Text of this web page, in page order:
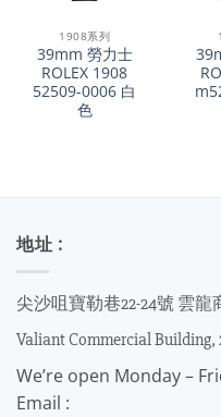
1908系列
39mm 勞力士
ROLEX 1908
52509-0006 白
色
地址 :
尖沙咀寶勒巷22-24號 雲龍
Valiant Commercial Building,
We’re open Monday –
Email :